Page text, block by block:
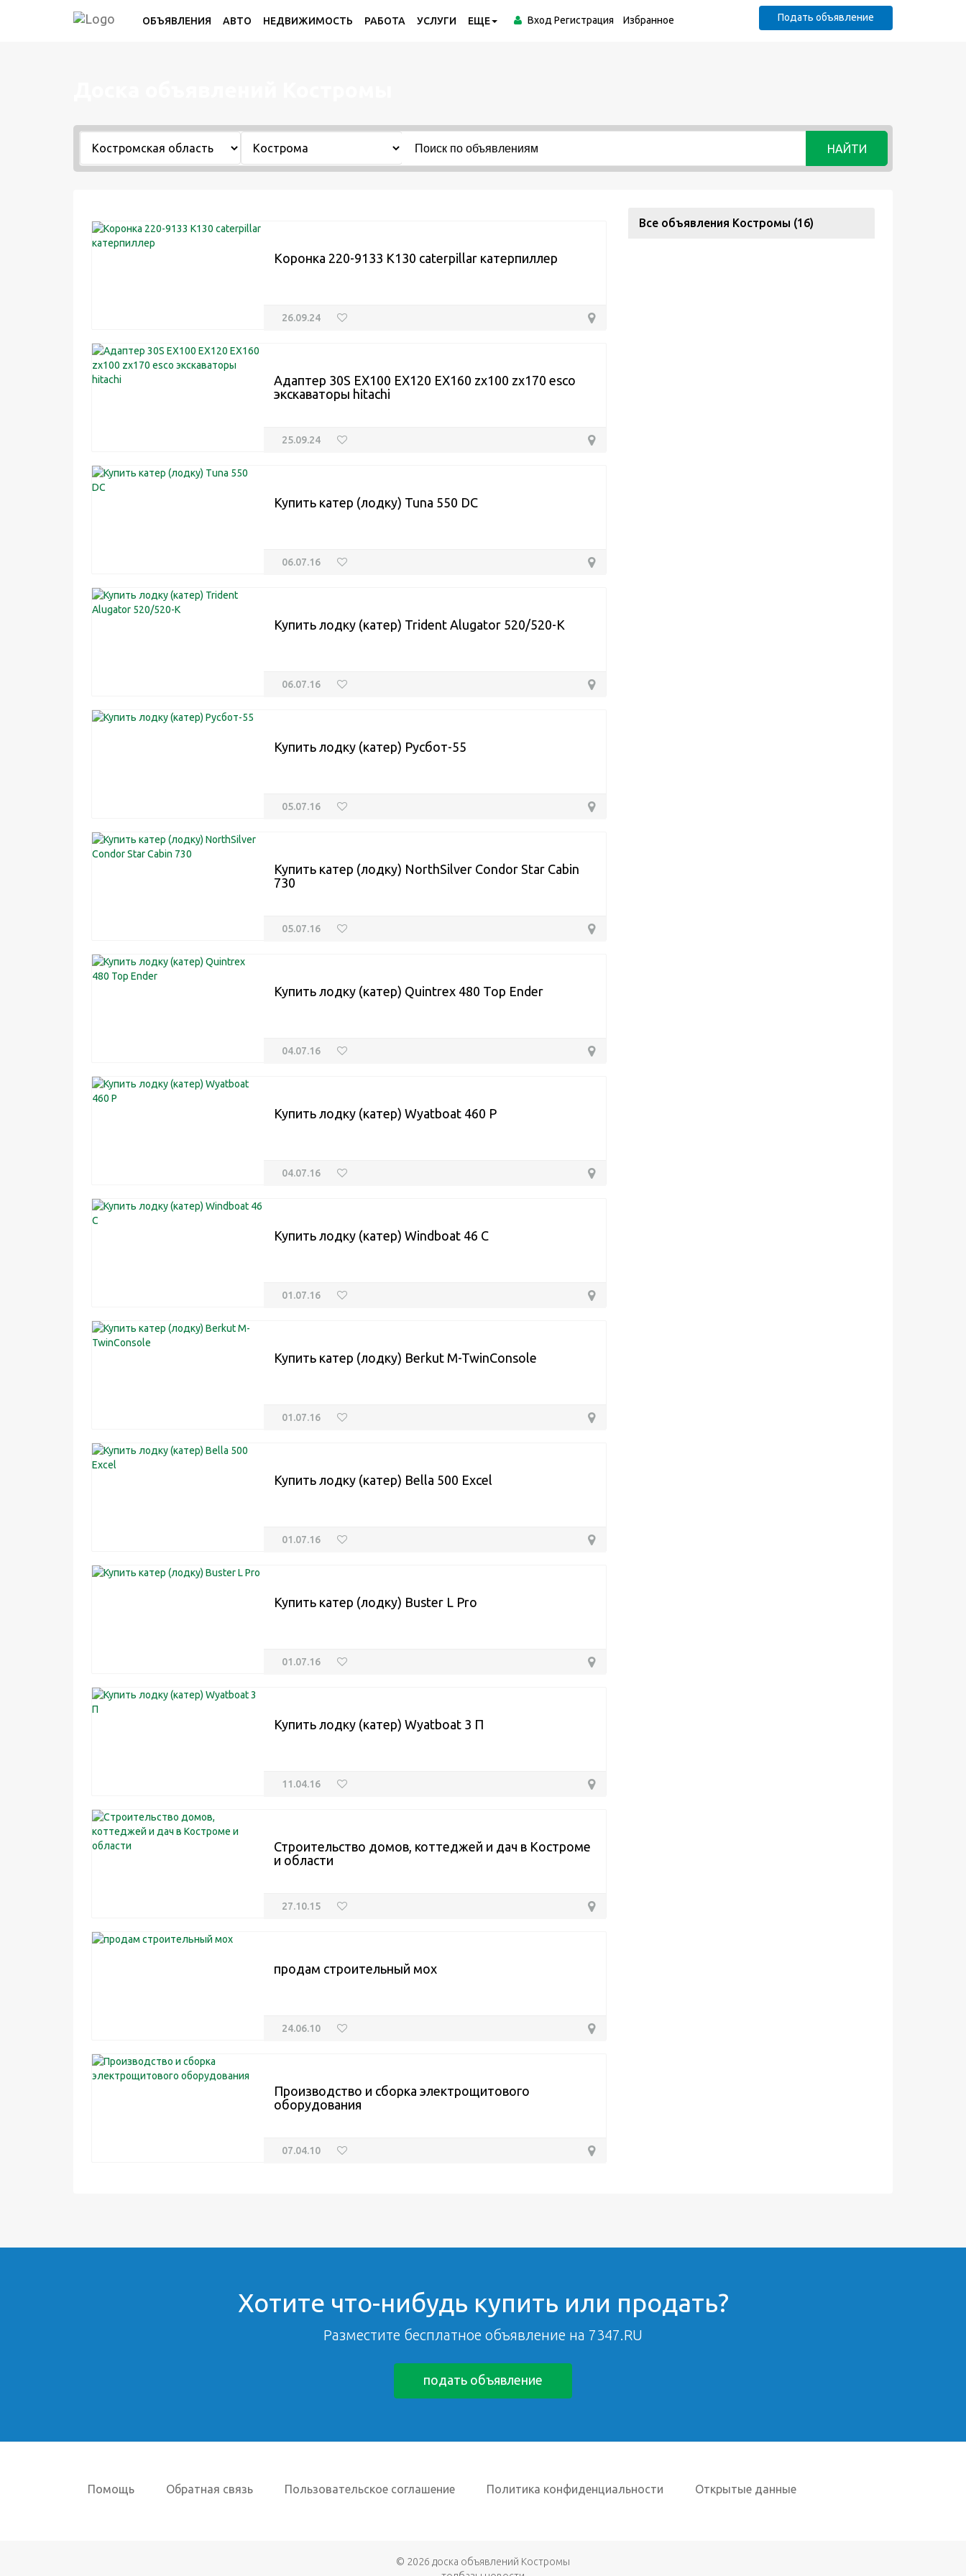
ОБЪЯВЛЕНИЯ АВТО НЕДВИЖИМОСТЬ РАБОТА УСЛУГИ ЕЩЕ Вход Регистрация Избранное Подать объявление
НАЙТИ
Коронка 220-9133 K130 caterpillar катерпиллер
26.09.24
Адаптер 30S ЕХ100 ЕХ120 ЕХ160 zx100 zx170 esco
экскаваторы hitachi
25.09.24
Купить катер (лодку) Tuna 550 DC
06.07.16
Купить лодку (катер) Trident Alugator 520/520-K
06.07.16
Купить лодку (катер) Русбот-55
05.07.16
Купить катер (лодку) NorthSilver Condor Star Cabin
730
05.07.16
Купить лодку (катер) Quintrex 480 Top Ender
04.07.16
Купить лодку (катер) Wyatboat 460 P
04.07.16
Купить лодку (катер) Windboat 46 C
01.07.16
Купить катер (лодку) Berkut M-TwinConsole
01.07.16
Купить лодку (катер) Bella 500 Excel
01.07.16
Купить катер (лодку) Buster L Pro
01.07.16
Купить лодку (катер) Wyatboat 3 П
11.04.16
Строительство домов, коттеджей и дач в Костроме
и области
27.10.15
продам строительный мох
24.06.10
Производство и сборка электрощитового
оборудования
07.04.10
Все объявления Костромы (16)
Хотите что-нибудь купить или продать?
Разместите бесплатное объявление на 7347.RU
подать объявление
Помощь Обратная связь Пользовательское соглашение Политика конфиденциальности Открытые данные
© 2026 доска объявлений Костромы